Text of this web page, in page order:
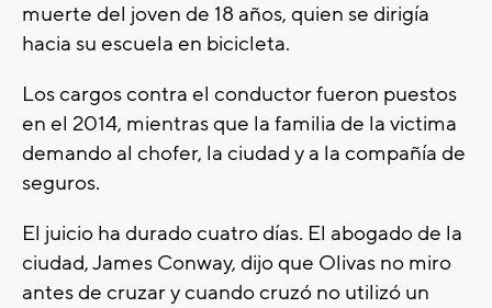
muerte del joven de 18 años, quien se dirigía
hacia su escuela en bicicleta.
Los cargos contra el conductor fueron puestos
en el 2014, mientras que la familia de la victima
demando al chofer, la ciudad y a la compañía de
seguros.
El juicio ha durado cuatro días. El abogado de la
ciudad, James Conway, dijo que Olivas no miro
antes de cruzar y cuando cruzó no utilizó un